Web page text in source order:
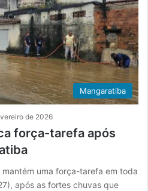
Mangaratiba
de 2026
força-tarefa após
uma força-tarefa em toda
após as fortes chuvas que